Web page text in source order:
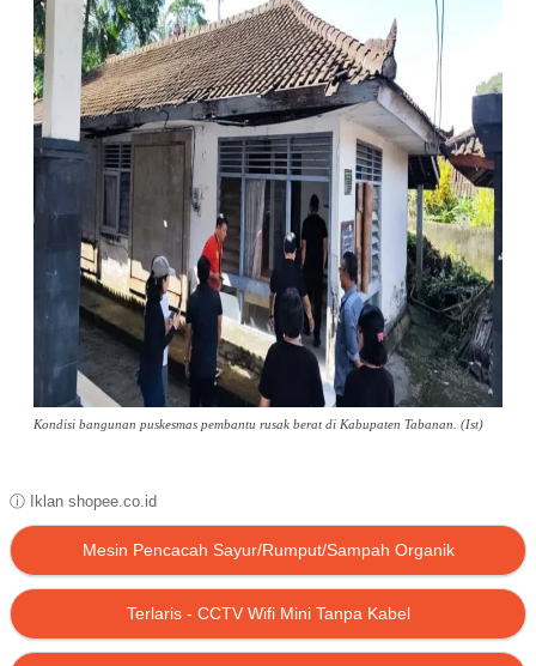
Kondisi bangunan puskesmas pembantu rusak berat di Kabupaten Tabanan. (Ist)
ⓘ Iklan shopee.co.id
Mesin Pencacah Sayur/Rumput/Sampah Organik
Terlaris - CCTV Wifi Mini Tanpa Kabel